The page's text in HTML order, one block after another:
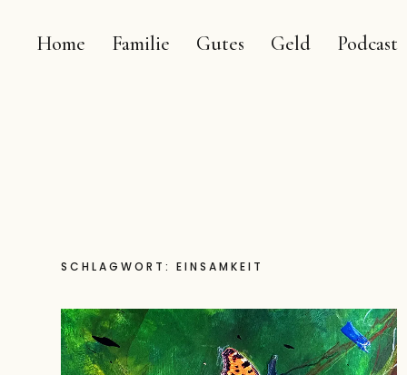
Home Familie Gutes Geld Podcast
SCHLAGWORT: EINSAMKEIT